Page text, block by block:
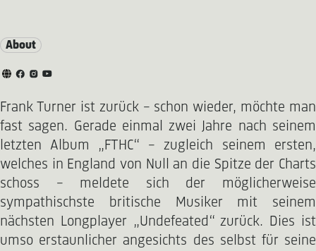
About
Frank Turner ist zurück – schon wieder, möchte man
fast sagen. Gerade einmal zwei Jahre nach seinem
letzten Album „FTHC“ – zugleich seinem ersten,
welches in England von Null an die Spitze der Charts
schoss – meldete sich der möglicherweise
sympathischste britische Musiker mit seinem
nächsten Longplayer „Undefeated“ zurück. Dies ist
umso erstaunlicher angesichts des selbst für seine